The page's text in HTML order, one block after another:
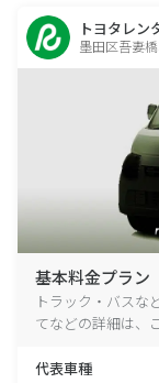
トヨタレン
墨田区吾妻
基本料金プラン
トラック・バスな
てなどの詳細は、
代表車種